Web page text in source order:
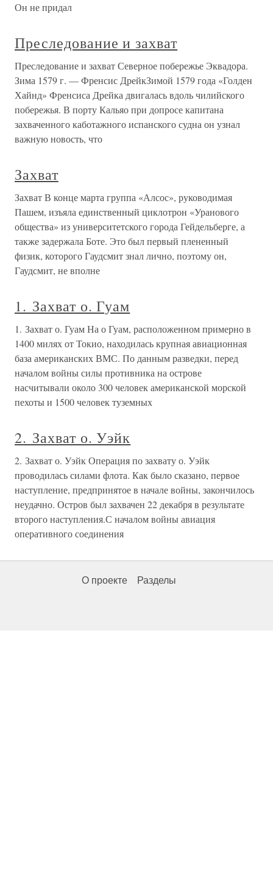
Он не придал
Преследование и захват
Преследование и захват Северное побережье Эквадора.
Зима 1579 г. — Френсис ДрейкЗимой 1579 года «Голден
Хайнд» Френсиса Дрейка двигалась вдоль чилийского
побережья. В порту Кальяо при допросе капитана
захваченного каботажного испанского судна он узнал
важную новость, что
Захват
Захват В конце марта группа «Алсос», руководимая
Пашем, изъяла единственный циклотрон «Уранового
общества» из университетского города Гейдельберге, а
также задержала Боте. Это был первый плененный
физик, которого Гаудсмит знал лично, поэтому он,
Гаудсмит, не вполне
1. Захват о. Гуам
1. Захват о. Гуам На о Гуам, расположенном примерно в
1400 милях от Токио, находилась крупная авиационная
база американских ВМС. По данным разведки, перед
началом войны силы противника на острове
насчитывали около 300 человек американской морской
пехоты и 1500 человек туземных
2. Захват о. Уэйк
2. Захват о. Уэйк Операция по захвату о. Уэйк
проводилась силами флота. Как было сказано, первое
наступление, предпринятое в начале войны, закончилось
неудачно. Остров был захвачен 22 декабря в результате
второго наступления.С началом войны авиация
оперативного соединения
О проекте Разделы